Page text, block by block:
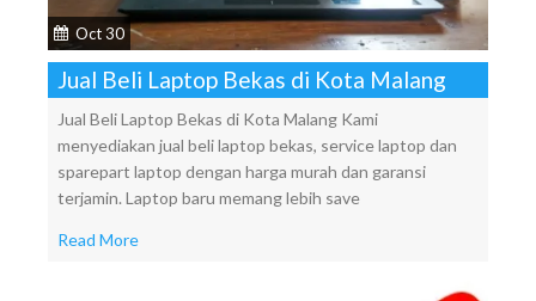
Oct 30
Jual Beli Laptop Bekas di Kota Malang
Jual Beli Laptop Bekas di Kota Malang Kami
menyediakan jual beli laptop bekas, service laptop dan
sparepart laptop dengan harga murah dan garansi
terjamin. Laptop baru memang lebih save
Read More